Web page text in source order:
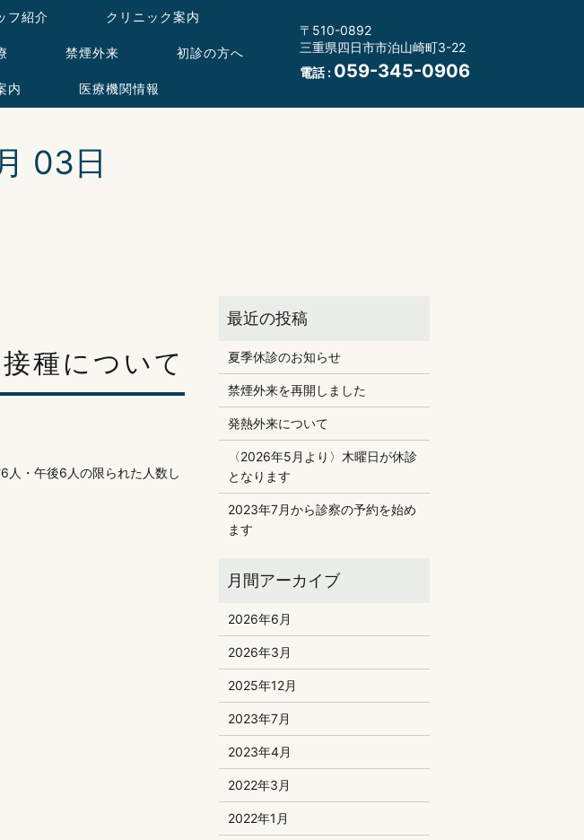
フ紹介 クリニック案内
禁煙外来 初診の方へ
内 医療機関情報
〒510-0892
三重県四日市市泊山崎町3-22
電話 : 059-345-0906
03日
種について
人・午後6人の限られた人数し
夏季休診のお知らせ
禁煙外来を再開しました
発熱外来について
〈2026年5月より〉木曜日が休診
となります
2023年7月から診察の予約を始め
ます
2026年6月
2026年3月
2025年12月
2023年7月
2023年4月
2022年3月
2022年1月